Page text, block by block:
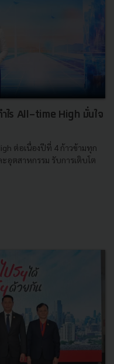
ำไร All-time High มั่นใจ
ต่อเนื่องปีที่ 4 ก้าวข้ามทุก
อุตสาหกรรม รับการเติบโต